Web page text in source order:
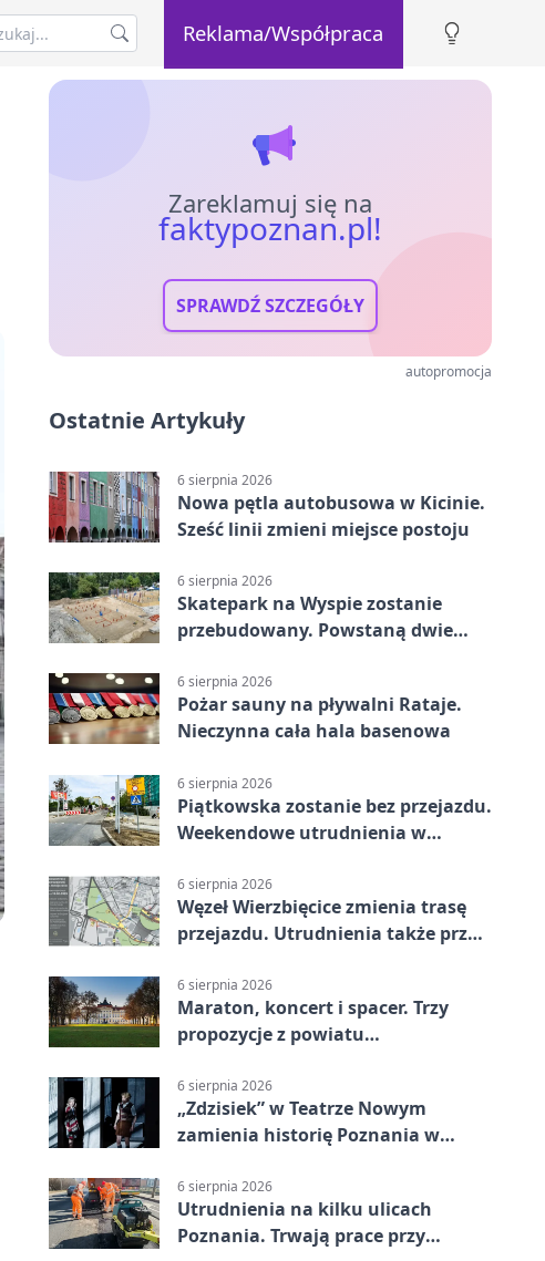
Reklama/Współpraca
Zareklamuj się na
faktypoznan.pl!
SPRAWDŹ SZCZEGÓŁY
autopromocja
Ostatnie Artykuły
6 sierpnia 2026
Nowa pętla autobusowa w Kicinie.
Sześć linii zmieni miejsce postoju
6 sierpnia 2026
Skatepark na Wyspie zostanie
przebudowany. Powstaną dwie
6 sierpnia 2026
Pożar sauny na pływalni Rataje.
Nieczynna cała hala basenowa
6 sierpnia 2026
Piątkowska zostanie bez przejazdu.
Weekendowe utrudnienia w
6 sierpnia 2026
Węzeł Wierzbięcice zmienia trasę
przejazdu. Utrudnienia także przy
6 sierpnia 2026
Maraton, koncert i spacer. Trzy
propozycje z powiatu
6 sierpnia 2026
„Zdzisiek” w Teatrze Nowym
zamienia historię Poznania w
6 sierpnia 2026
Utrudnienia na kilku ulicach
Poznania. Trwają prace przy